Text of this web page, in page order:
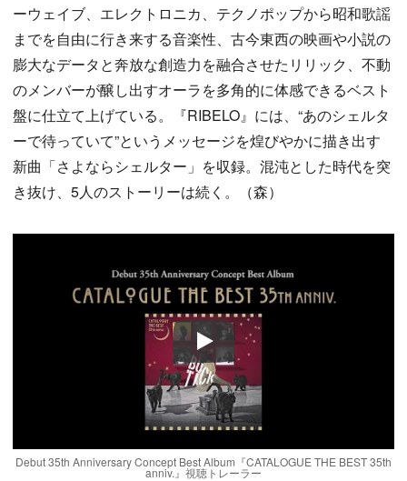
ーウェイブ、エレクトロニカ、テクノポップから昭和歌謡
までを自由に行き来する音楽性、古今東西の映画や小説の
膨大なデータと奔放な創造力を融合させたリリック、不動
のメンバーが醸し出すオーラを多角的に体感できるベスト
盤に仕立て上げている。『RIBELO』には、“あのシェルタ
ーで待っていて”というメッセージを煌びやかに描き出す
新曲「さよならシェルター」を収録。混沌とした時代を突
き抜け、5人のストーリーは続く。（森）
Play
Debut 35th Anniversary Concept Best Album『CATALOGUE THE BEST 35th
anniv.』視聴トレーラー